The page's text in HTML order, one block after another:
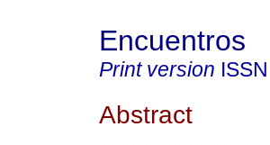
Encuentros
Print version ISSN
Abstract